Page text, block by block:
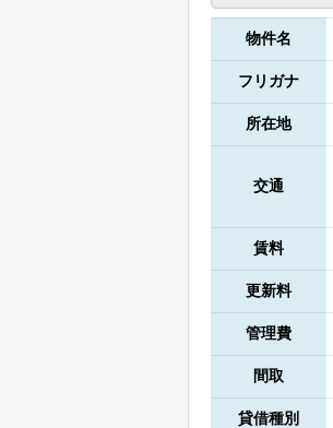
物件名
フリガナ
所在地
交通
賃料
更新料
管理費
間取
貸借種別